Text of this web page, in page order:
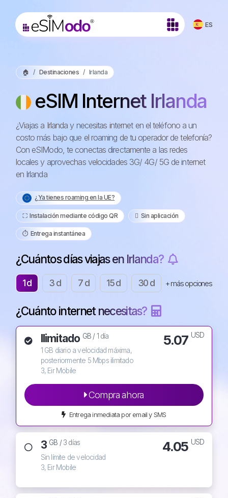
ES
🏠 Destinaciones Irlanda
eSIM Internet Irlanda
¿Viajas a Irlanda y necesitas internet en el teléfono a un
costo más bajo que el roaming de tu operador de telefonía?
Con eSIModo, te conectas directamente a las redes
locales y aprovechas velocidades 3G/ 4G/ 5G de internet
en Irlanda
¿Ya tienes roaming en la UE?
⛶️️ Instalación mediante código QR ️ Sin aplicación
⏱️️ Entrega instantánea
¿Cuántos días viajas en Irlanda?
1 d 3 d 7 d 15 d 30 d + más opciones
¿Cuánto internet necesitas?
Ilimitado GB /1 día
1 GB diario a velocidad máxima,
posteriormente 5 Mbps ilimitado
3, Eir Mobile
5.07 USD
Compra ahora
Entrega inmediata por email y SMS
3 GB /3 días
Sin límite de velocidad
3, Eir Mobile
4.05 USD